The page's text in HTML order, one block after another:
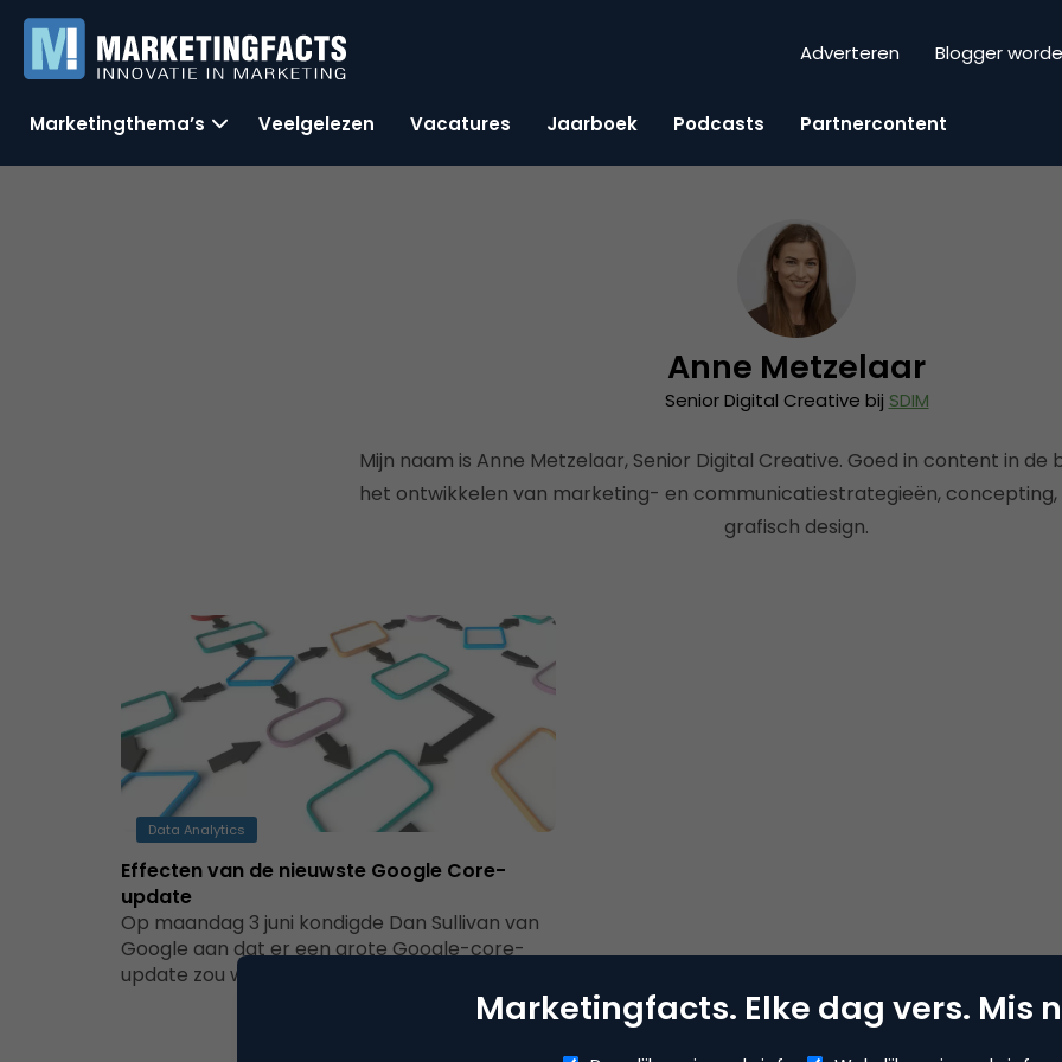
Adverteren Blogger
Marketingthema’s Veelgelezen Vacatures Jaarboek Podcasts Partnercontent
Anne Metzelaar
Senior Digital Creative bij SDIM
Mijn naam is Anne Metzelaar, Senior Digital Creative. Goed in content in de
het ontwikkelen van marketing- en communicatiestrategieën,
grafisch design.
Data Analytics
Effecten van de nieuwste Google Core-
update
Op maandag 3 juni kondigde Dan Sullivan van
Google aan dat er een grote Google-core-
update zou worden uitgerold, een update…
Marketingfacts. Elke dag vers. Mis